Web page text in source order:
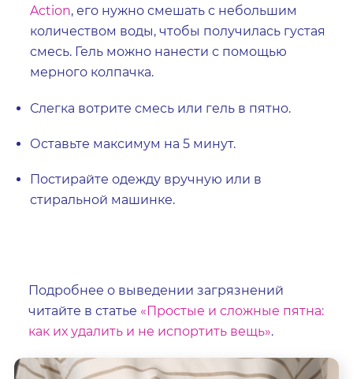
Action, его нужно смешать с небольшим
количеством воды, чтобы получилась густая
смесь. Гель можно нанести с помощью
мерного колпачка.
Слегка вотрите смесь или гель в пятно.
Оставьте максимум на 5 минут.
Постирайте одежду вручную или в
стиральной машинке.
Подробнее о выведении загрязнений
читайте в статье «Простые и сложные пятна:
как их удалить и не испортить вещь».